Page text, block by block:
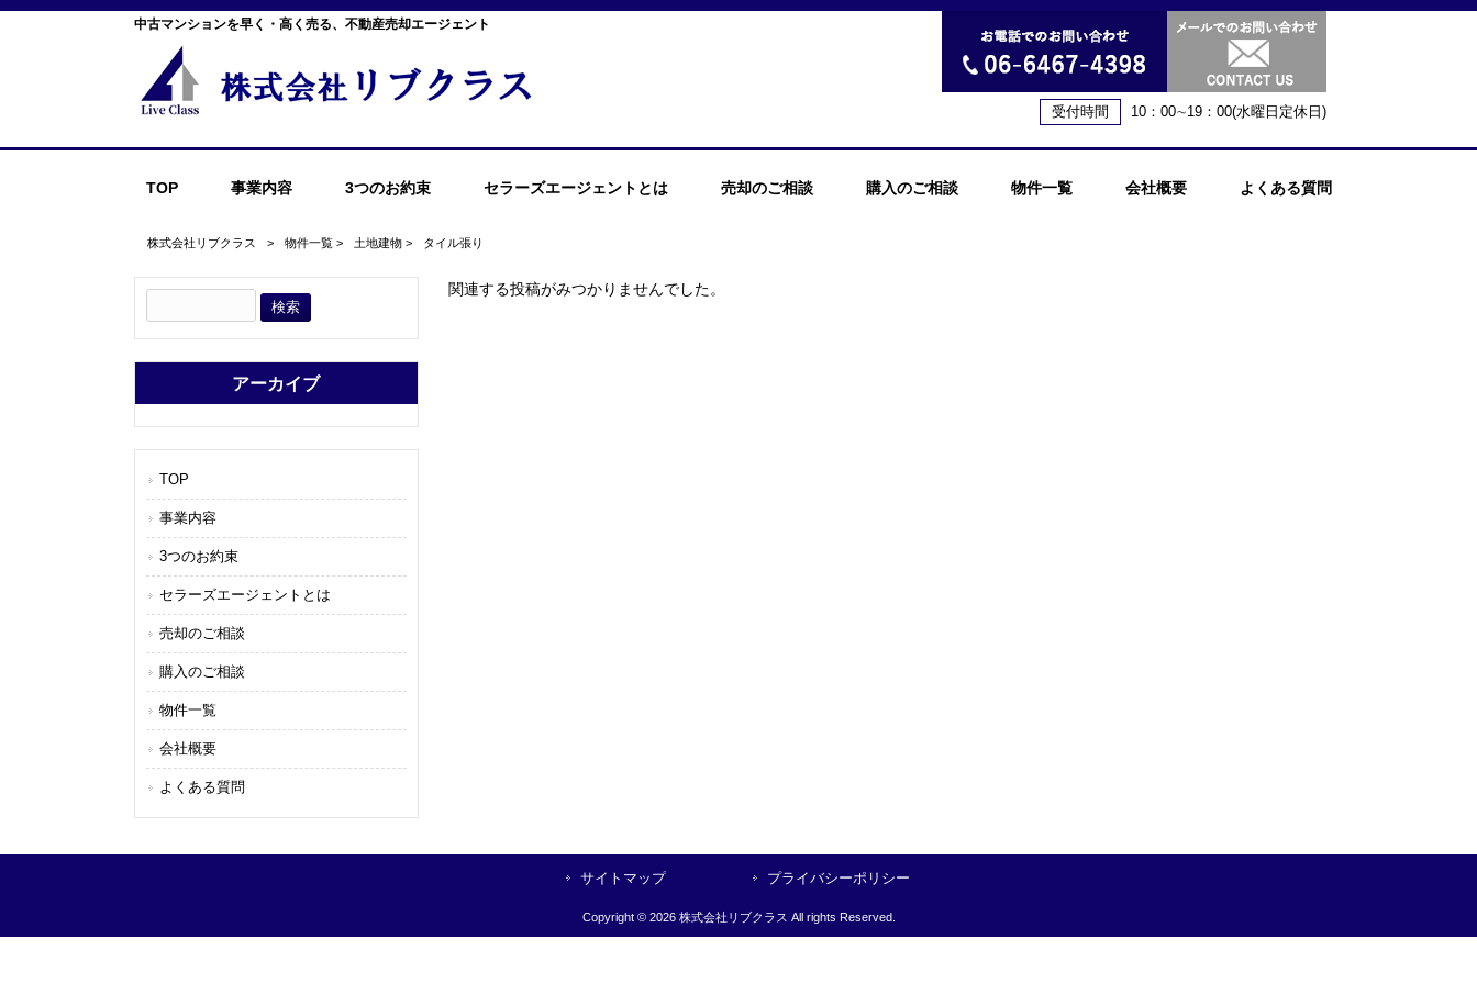
中古マンションを早く・高く売る、不動産売却エージェント
受付時間 10：00∼19：00(水曜日定休日)
TOP 事業内容 3つのお約束 セラーズエージェントとは 売却のご相談 購入のご相談 物件一覧 会社概要 よくある質問
株式会社リブクラス > 物件一覧 > 土地建物 > タイル張り
関連する投稿がみつかりませんでした。
アーカイブ
TOP
事業内容
3つのお約束
セラーズエージェントとは
売却のご相談
購入のご相談
物件一覧
会社概要
よくある質問
サイトマップ プライバシーポリシー
Copyright © 2026 株式会社リブクラス All rights Reserved.